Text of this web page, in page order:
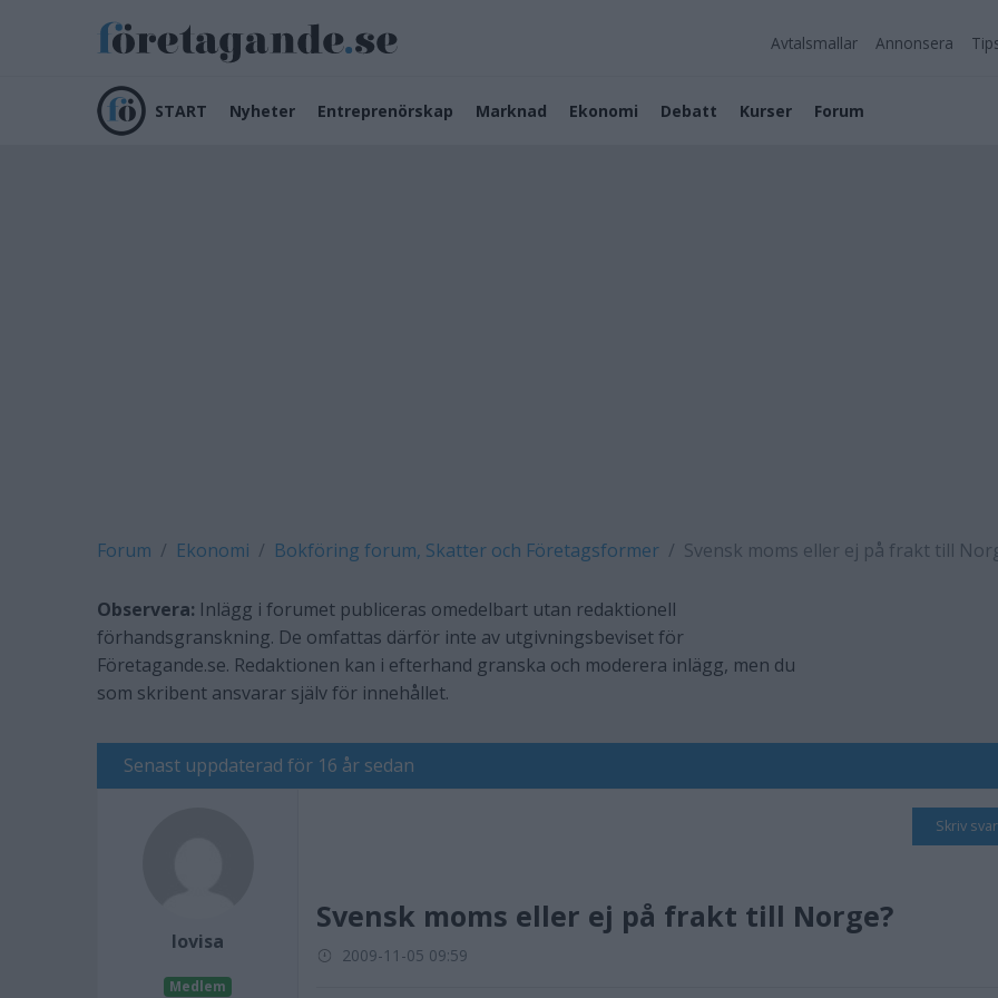
Avtalsmallar Annonsera
START Nyheter Entreprenörskap Marknad Ekonomi Debatt Kurser Forum
Forum Ekonomi Bokföring forum, Skatter och Företagsformer Svensk moms eller ej på frakt till
Observera: Inlägg i forumet publiceras omedelbart utan redaktionell
förhandsgranskning. De omfattas därför inte av utgivningsbeviset för
Företagande.se. Redaktionen kan i efterhand granska och moderera inlägg, men du
som skribent ansvarar själv för innehållet.
Senast uppdaterad för 16 år sedan
lovisa
Medlem
Skriv svar
Svensk moms eller ej på frakt till Norge?
2009-11-05 09:59